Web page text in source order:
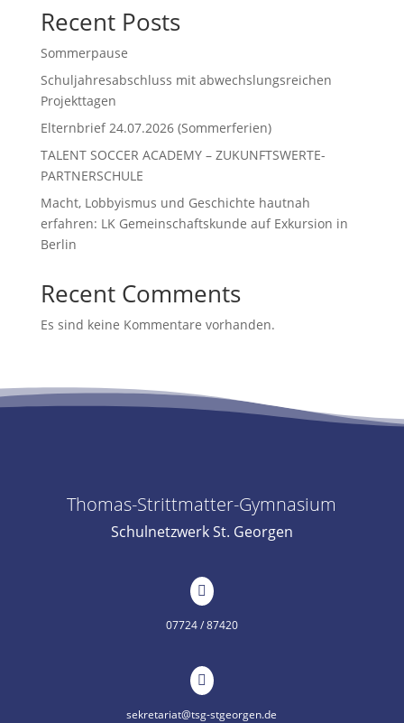
Recent Posts
Sommerpause
Schuljahresabschluss mit abwechslungsreichen
Projekttagen
Elternbrief 24.07.2026 (Sommerferien)
TALENT SOCCER ACADEMY – ZUKUNFTSWERTE-
PARTNERSCHULE
Macht, Lobbyismus und Geschichte hautnah
erfahren: LK Gemeinschaftskunde auf Exkursion in
Berlin
Recent Comments
Es sind keine Kommentare vorhanden.
Thomas-Strittmatter-Gymnasium
Schulnetzwerk St. Georgen

07724 / 87420

sekretariat@tsg-stgeorgen.de